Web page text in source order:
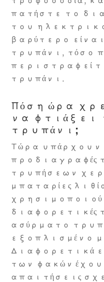
πατήστε το
του
βαρύτερο
τρυπάνι, τόσο
περιστραφεί
τρυπάνι.
Πόση ώρα
να φτιάξει
τρυπάνι;
Τώρα υπάρχουν
προδιαγραφές
τρυπήσεων
μπαταρίες
διαφορετικές
ασύρματο
εξοπλισμένο
Διαφορετικά
των φακών
απαιτήσεις